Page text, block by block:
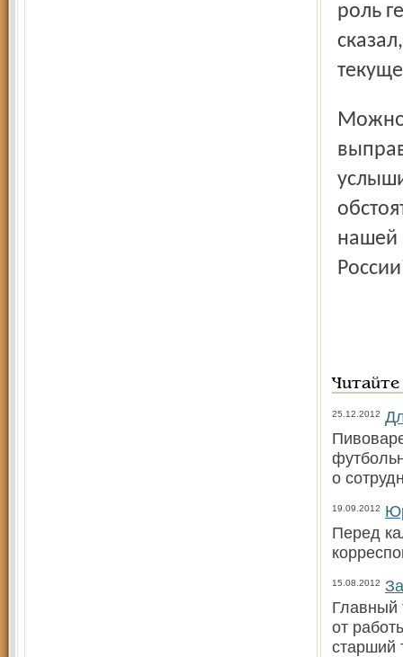
роль
Можно ли теперь надеяться, что Газзаеву удастся
нашей
25.12.2012
о
19.09.2012
Перед
15.08.2012
Главный
от
старший